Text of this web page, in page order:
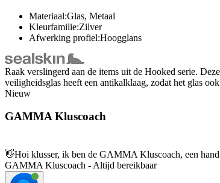
Materiaal:Glas, Metaal
Kleurfamilie:Zilver
Afwerking profiel:Hoogglans
Raak verslingerd aan de items uit de Hooked serie.
veiligheidsglas heeft een antikalklaag, zodat het glas
Nieuw
GAMMA Kluscoach
👋Hoi klusser, ik ben de GAMMA Kluscoach, een
GAMMA Kluscoach - Altijd bereikbaar